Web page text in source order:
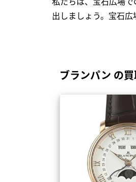
出しましょう。宝石広
ブランパン の